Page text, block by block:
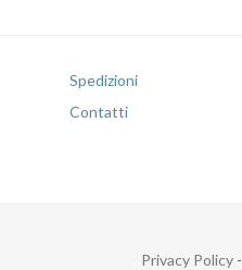
Spedizioni
Contatti
Privacy Policy-